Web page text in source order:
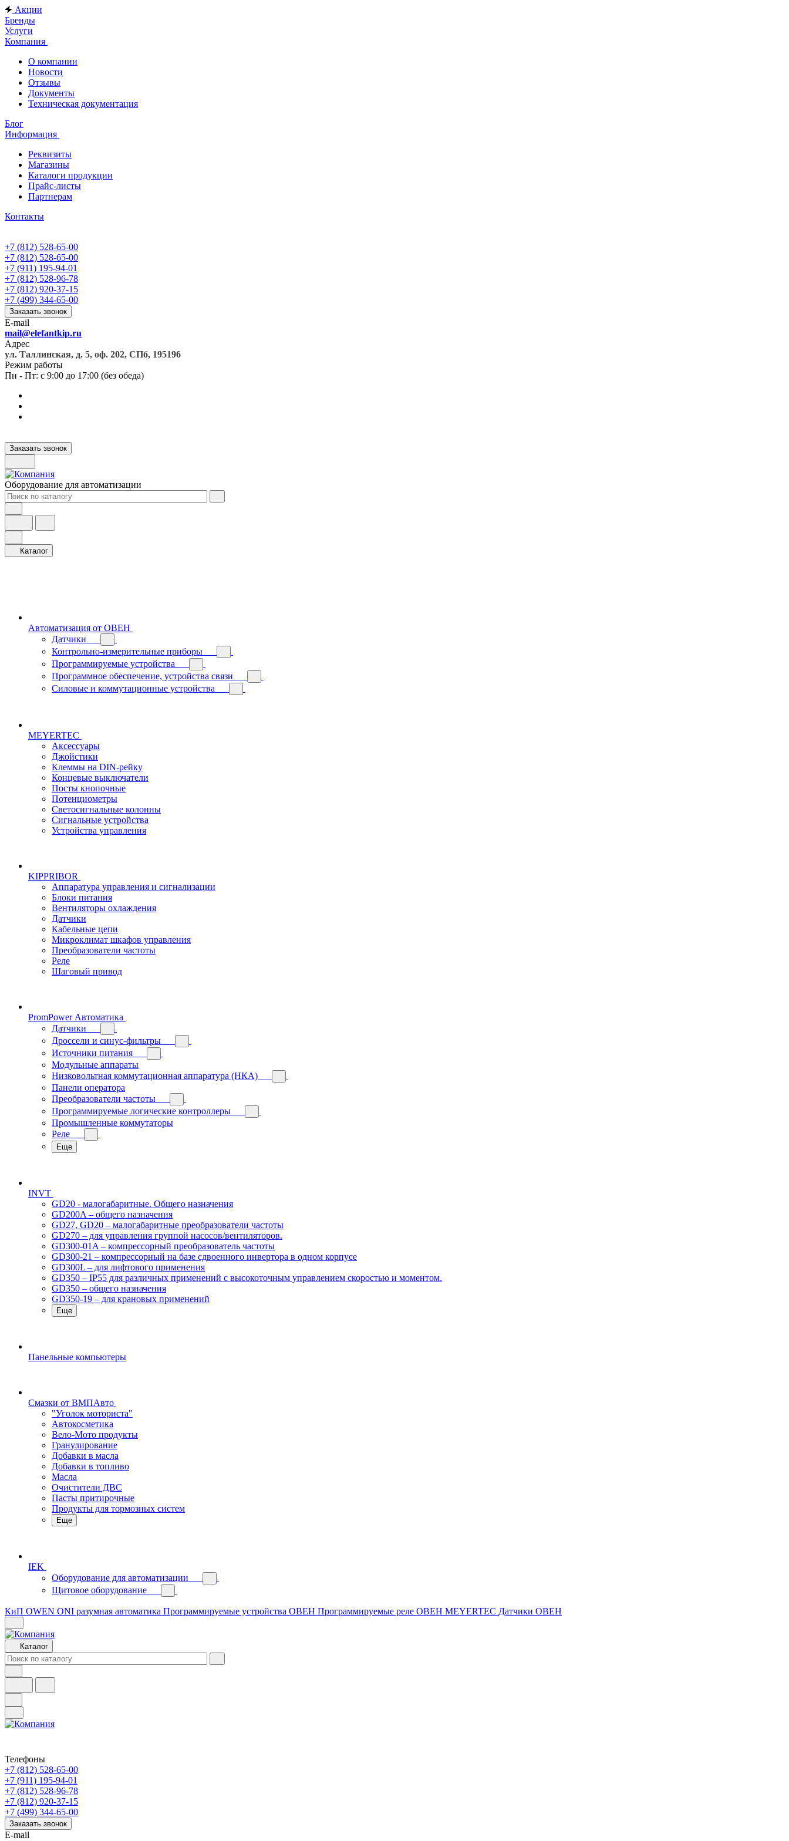
Акции
Бренды
Услуги
Компания
О компании
Новости
Отзывы
Документы
Техническая документация
Блог
Информация
Реквизиты
Магазины
Каталоги продукции
Прайс-листы
Партнерам
Контакты
+7 (812) 528-65-00
+7 (812) 528-65-00
+7 (911) 195-94-01
+7 (812) 528-96-78
+7 (812) 920-37-15
+7 (499) 344-65-00
Заказать звонок
E-mail
mail@elefantkip.ru
Адрес
ул. Таллинская, д. 5, оф. 202, СПб, 195196
Режим работы
Пн - Пт: с 9:00 до 17:00 (без обеда)
Заказать звонок
Оборудование для автоматизации
Каталог
Автоматизация от ОВЕН
Датчики
Контрольно-измерительные приборы
Программируемые устройства
Программное обеспечение, устройства связи
Силовые и коммутационные устройства
MEYERTEC
Аксессуары
Джойстики
Клеммы на DIN-рейку
Концевые выключатели
Посты кнопочные
Потенциометры
Светосигнальные колонны
Сигнальные устройства
Устройства управления
KIPPRIBOR
Аппаратура управления и сигнализации
Блоки питания
Вентиляторы охлаждения
Датчики
Кабельные цепи
Микроклимат шкафов управления
Преобразователи частоты
Реле
Шаговый привод
PromPower Автоматика
Датчики
Дроссели и синус-фильтры
Источники питания
Модульные аппараты
Низковольтная коммутационная аппаратура (НКА)
Панели оператора
Преобразователи частоты
Программируемые логические контроллеры
Промышленные коммутаторы
Реле
Еще
INVT
GD20 - малогабаритные. Общего назначения
GD200A – общего назначения
GD27, GD20 – малогабаритные преобразователи частоты
GD270 – для управления группой насосов/вентиляторов.
GD300-01A – компрессорный преобразователь частоты
GD300-21 – компрессорный на базе сдвоенного инвертора в одном корпусе
GD300L – для лифтового применения
GD350 – IP55 для различных применений с высокоточным управлением скоростью и моментом.
GD350 – общего назначения
GD350-19 – для крановых применений
Еще
Панельные компьютеры
Смазки от ВМПАвто
"Уголок моториста"
Автокосметика
Вело-Мото продукты
Гранулирование
Добавки в масла
Добавки в топливо
Масла
Очистители ДВС
Пасты притирочные
Продукты для тормозных систем
Еще
IEK
Оборудование для автоматизации
Щитовое оборудование
КиП OWEN ONI разумная автоматика Программируемые устройства ОВЕН Программируемые реле ОВЕН MEYERTEC Датчики ОВЕН
Каталог
Телефоны
+7 (812) 528-65-00
+7 (911) 195-94-01
+7 (812) 528-96-78
+7 (812) 920-37-15
+7 (499) 344-65-00
Заказать звонок
E-mail